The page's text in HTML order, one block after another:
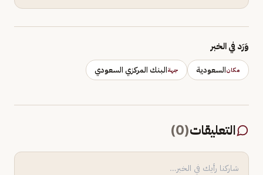
وَرَد في الخبر
مكانالسعودية جهةالبنك المركزي السعودي
التعليقات(
0
)